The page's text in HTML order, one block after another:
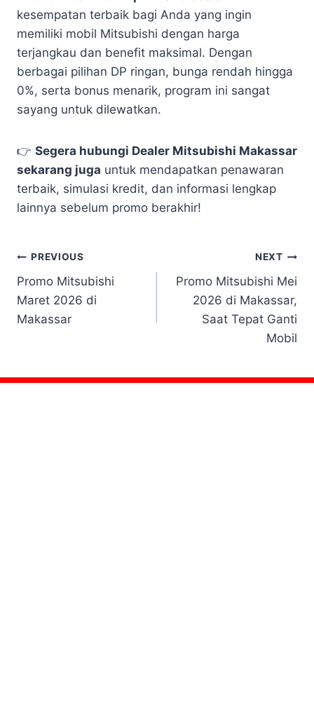
kesempatan terbaik bagi Anda yang ingin
memiliki mobil Mitsubishi dengan harga
terjangkau dan benefit maksimal. Dengan
berbagai pilihan DP ringan, bunga rendah hingga
0%, serta bonus menarik, program ini sangat
sayang untuk dilewatkan.
👉 Segera hubungi Dealer Mitsubishi Makassar
sekarang juga untuk mendapatkan penawaran
terbaik, simulasi kredit, dan informasi lengkap
lainnya sebelum promo berakhir!
PREVIOUS
Promo Mitsubishi
Maret 2026 di
Makassar
NEXT
Promo Mitsubishi Mei
2026 di Makassar,
Saat Tepat Ganti
Mobil